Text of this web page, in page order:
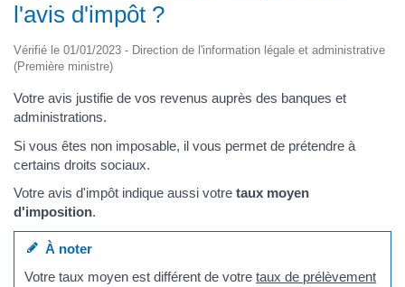
l'avis d'impôt ?
Vérifié le 01/01/2023 - Direction de l'information légale et administrative
(Première ministre)
Votre avis justifie de vos revenus auprès des banques et
administrations.
Si vous êtes non imposable, il vous permet de prétendre à
certains droits sociaux.
Votre avis d'impôt indique aussi votre taux moyen
d'imposition.
À noter
Votre taux moyen est différent de votretaux de prélèvement